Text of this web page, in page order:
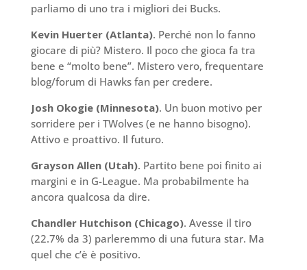
parliamo di uno tra i migliori dei Bucks.
Kevin Huerter (Atlanta). Perché non lo fanno
giocare di più? Mistero. Il poco che gioca fa tra
bene e “molto bene”. Mistero vero, frequentare
blog/forum di Hawks fan per credere.
Josh Okogie (Minnesota). Un buon motivo per
sorridere per i TWolves (e ne hanno bisogno).
Attivo e proattivo. Il futuro.
Grayson Allen (Utah). Partito bene poi finito ai
margini e in G-League. Ma probabilmente ha
ancora qualcosa da dire.
Chandler Hutchison (Chicago). Avesse il tiro
(22.7% da 3) parleremmo di una futura star. Ma
quel che c’è è positivo.